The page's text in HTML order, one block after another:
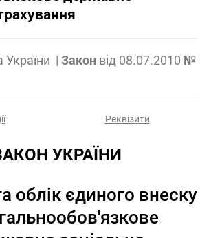
| Закон від 08.07.2010 №
Реквізити
УКРАЇНИ
облік єдиного внеску